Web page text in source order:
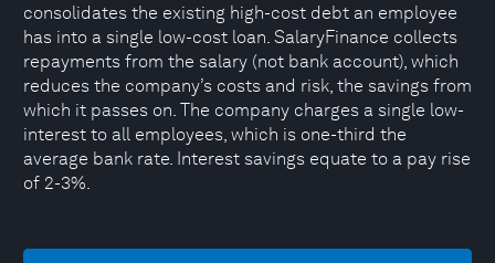
consolidates the existing high-cost debt an employee
has into a single low-cost loan. SalaryFinance collects
repayments from the salary (not bank account), which
reduces the company’s costs and risk, the savings from
which it passes on. The company charges a single low-
interest to all employees, which is one-third the
average bank rate. Interest savings equate to a pay rise
of 2-3%.